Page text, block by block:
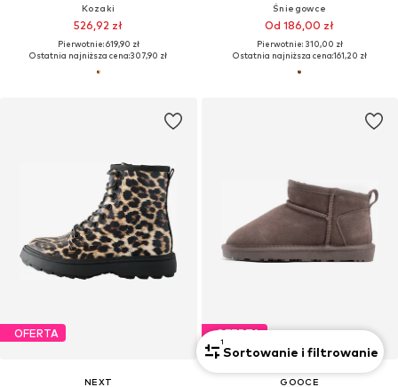
Kozaki
526,92 zł
Pierwotnie: 619,90 zł
Ostatnia najniższa cena:307,90 zł
Śniegowce
Od 186,00 zł
Pierwotnie: 310,00 zł
Ostatnia najniższa cena:161,20 zł
OFERTA
NEXT
OFERTA
GOOCE
1
Sortowanie i filtrowanie